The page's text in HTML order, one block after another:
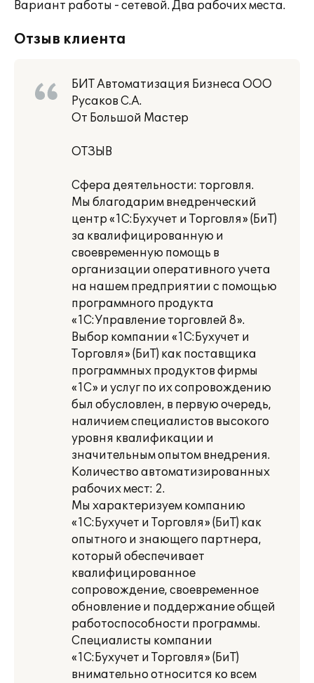
Вариант работы - сетевой. Два рабочих места.
Отзыв клиента
БИТ Автоматизация Бизнеса ООО
Русаков С.А.
От Большой Мастер
ОТЗЫВ
Сфера деятельности: торговля.
Мы благодарим внедренческий
центр «1С:Бухучет и Торговля» (БиТ)
за квалифицированную и
своевременную помощь в
организации оперативного учета
на нашем предприятии с помощью
программного продукта
«1С:Управление торговлей 8».
Выбор компании «1С:Бухучет и
Торговля» (БиТ) как поставщика
программных продуктов фирмы
«1С» и услуг по их сопровождению
был обусловлен, в первую очередь,
наличием специалистов высокого
уровня квалификации и
значительным опытом внедрения.
Количество автоматизированных
рабочих мест: 2.
Мы характеризуем компанию
«1С:Бухучет и Торговля» (БиТ) как
опытного и знающего партнера,
который обеспечивает
квалифицированное
сопровождение, своевременное
обновление и поддержание общей
работоспособности программы.
Специалисты компании
«1С:Бухучет и Торговля» (БиТ)
внимательно относится ко всем